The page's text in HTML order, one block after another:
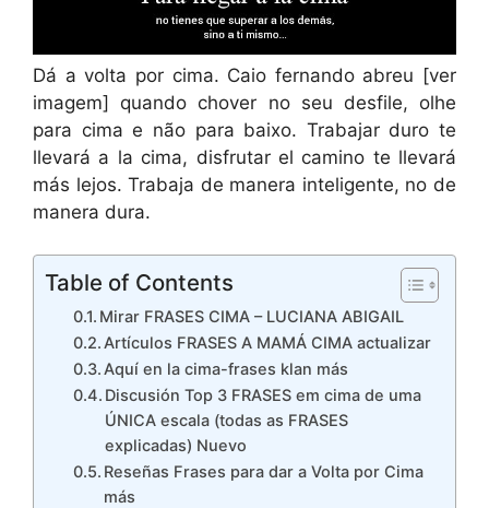
Dá a volta por cima. Caio fernando abreu [ver
imagem] quando chover no seu desfile, olhe
para cima e não para baixo. Trabajar duro te
llevará a la cima, disfrutar el camino te llevará
más lejos. Trabaja de manera inteligente, no de
manera dura.
Table of Contents
Mirar FRASES CIMA – LUCIANA ABIGAIL
Artículos FRASES A MAMÁ CIMA actualizar
Aquí en la cima-frases klan más
Discusión Top 3 FRASES em cima de uma
ÚNICA escala (todas as FRASES
explicadas) Nuevo
Reseñas Frases para dar a Volta por Cima
más